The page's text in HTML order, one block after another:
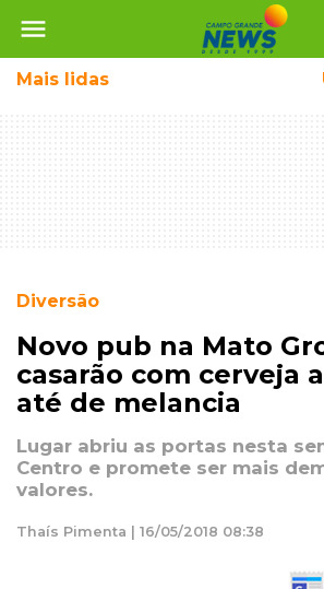
menu
Mais lidas
Diversão
Novo pub na Mato
casarão com cerveja
até de melancia
Lugar abriu as portas nesta
Centro e promete ser mais
valores.
Thaís Pimenta | 16/05/2018 08:38